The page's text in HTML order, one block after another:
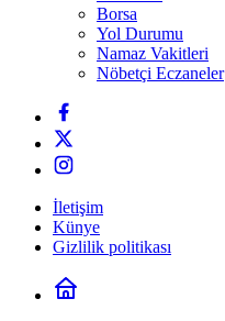
Borsa
Yol Durumu
Namaz Vakitleri
Nöbetçi Eczaneler
İletişim
Künye
Gizlilik politikası